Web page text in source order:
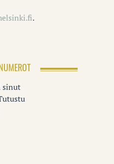
.
sinut